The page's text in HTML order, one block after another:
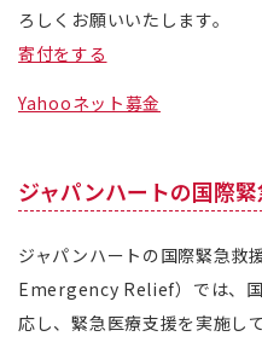
ろしくお願いいたします。
寄付をする
Yahooネット募金
ジャパンハートの国際
ジャパンハートの国際緊急
Emergency Relief）では、
応し、緊急医療支援を実施し